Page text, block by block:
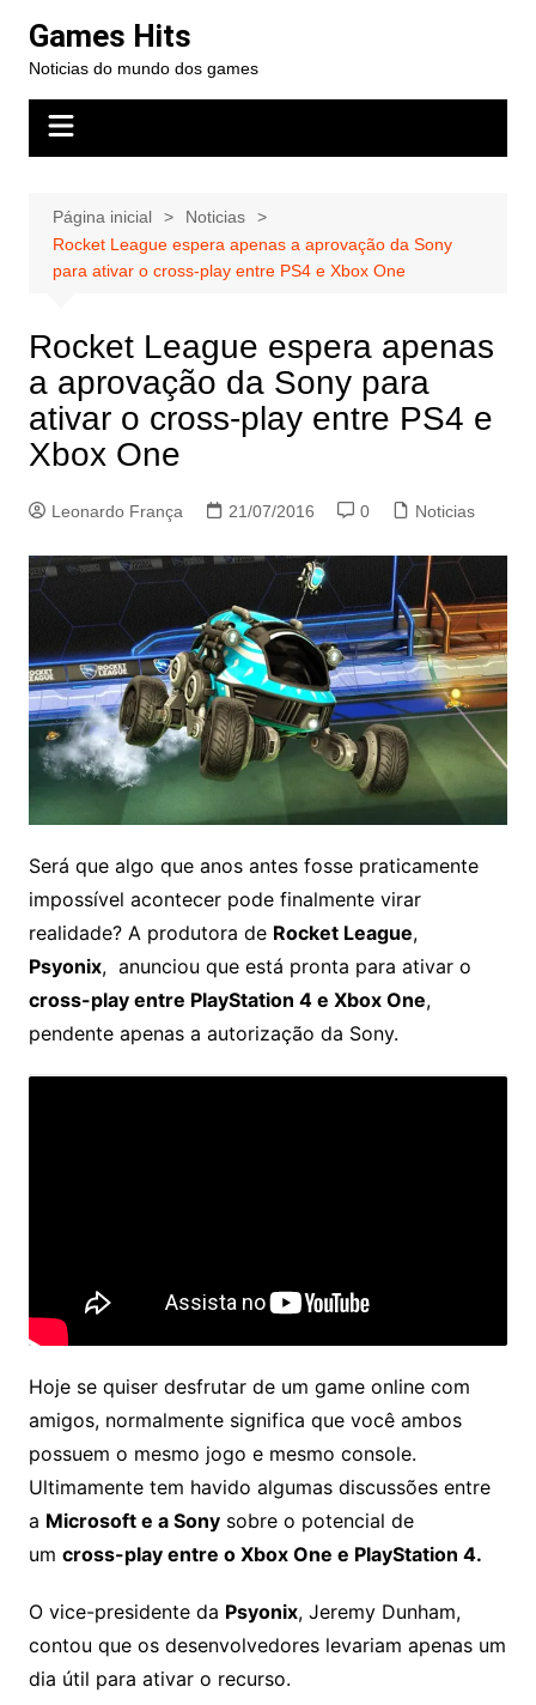
para
conteúdo
Games Hits
Noticias do mundo dos games
Página inicial
Noticias
Rocket League espera apenas a aprovação da Sony
para ativar o cross-play entre PS4 e Xbox One
Rocket League espera apenas
a aprovação da Sony para
ativar o cross-play entre PS4 e
Xbox One
Leonardo França 21/07/2016 0 Noticias
Será que algo que anos antes fosse praticamente
impossível acontecer pode finalmente virar
realidade? A produtora de Rocket League,
Psyonix, anunciou que está pronta para ativar o
cross-play entre PlayStation 4 e Xbox One,
pendente apenas a autorização da Sony.
Hoje se quiser desfrutar de um game online com
amigos, normalmente significa que você ambos
possuem o mesmo jogo e mesmo console.
Ultimamente tem havido algumas discussões entre
a Microsoft e a Sonysobre o potencial de
um cross-play entre o Xbox One e PlayStation 4.
O vice-presidente da Psyonix, Jeremy Dunham,
contou que os desenvolvedores levariam apenas um
dia útil para ativar o recurso.